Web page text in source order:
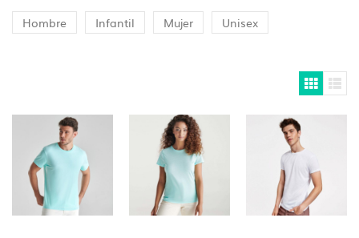
Hombre Infantil Mujer Unisex
te lo presupuestamos sin compromiso.